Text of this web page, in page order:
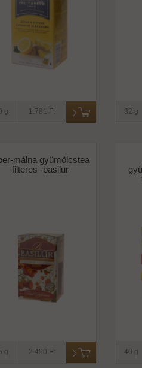
g 1.781 Ft 32 g
málna gyümölcstea
filteres -basilur
g 2.450 Ft 40 g